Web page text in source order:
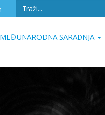
Search
MEĐUNARODNA SARADNJA